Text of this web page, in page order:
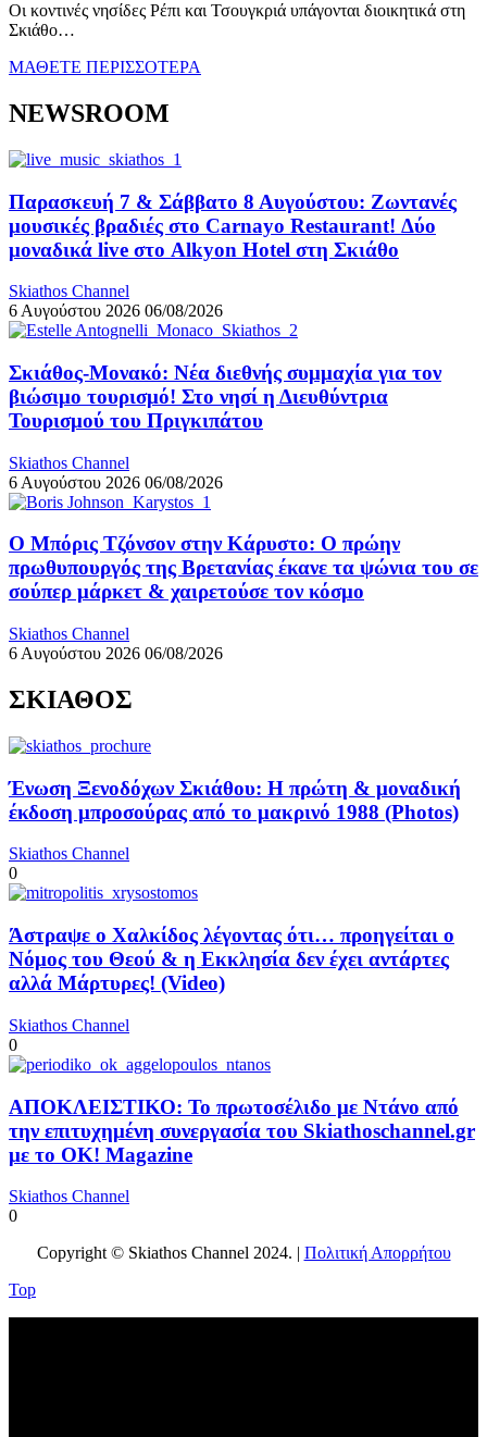
Οι κοντινές νησίδες Ρέπι και Τσουγκριά υπάγονται διοικητικά στη
Σκιάθο…
ΜΑΘΕΤΕ ΠΕΡΙΣΣΟΤΕΡΑ
NEWSROOM
Παρασκευή 7 & Σάββατο 8 Αυγούστου: Ζωντανές
μουσικές βραδιές στο Carnayo Restaurant! Δύο
μοναδικά live στο Alkyon Hotel στη Σκιάθο
Skiathos Channel
6 Αυγούστου 2026 06/08/2026
Σκιάθος-Μονακό: Νέα διεθνής συμμαχία για τον
βιώσιμο τουρισμό! Στο νησί η Διευθύντρια
Τουρισμού του Πριγκιπάτου
Skiathos Channel
6 Αυγούστου 2026 06/08/2026
Ο Μπόρις Τζόνσον στην Κάρυστο: Ο πρώην
πρωθυπουργός της Βρετανίας έκανε τα ψώνια του σε
σούπερ μάρκετ & χαιρετούσε τον κόσμο
Skiathos Channel
6 Αυγούστου 2026 06/08/2026
ΣΚΙΑΘΟΣ
Ένωση Ξενοδόχων Σκιάθου: Η πρώτη & μοναδική
έκδοση μπροσούρας από το μακρινό 1988 (Photos)
Skiathos Channel
0
Άστραψε ο Χαλκίδος λέγοντας ότι… προηγείται ο
Νόμος του Θεού & η Εκκλησία δεν έχει αντάρτες
αλλά Μάρτυρες! (Video)
Skiathos Channel
0
ΑΠΟΚΛΕΙΣΤΙΚΟ: Το πρωτοσέλιδο με Ντάνο από
την επιτυχημένη συνεργασία του Skiathoschannel.gr
με το OK! Magazine
Skiathos Channel
0
Copyright © Skiathos Channel 2024. | Πολιτική Απορρήτου
Top